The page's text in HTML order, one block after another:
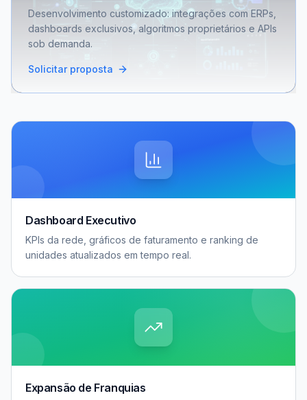
Desenvolvimento customizado: integrações com ERPs,
dashboards exclusivos, algoritmos proprietários e APIs
sob demanda.
Solicitar proposta
Dashboard Executivo
KPIs da rede, gráficos de faturamento e ranking de
unidades atualizados em tempo real.
Expansão de Franquias